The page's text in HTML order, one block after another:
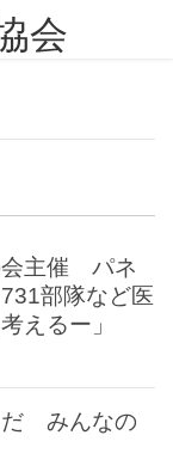
会主催 パネ
部隊など医
えるー」
だ みんなの